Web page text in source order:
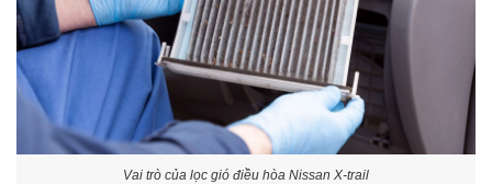
Vai trò của lọc gió điều hòa Nissan X-trail